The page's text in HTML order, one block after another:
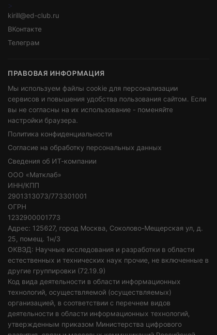
>
kirill@ed-club.ru
ВКонтакте
Телеграм
ПРАВОВАЯ ИНФОРМАЦИЯ
Мы используем файлы cookie для персонализации
сервисов и повышения удобства пользования сайтом. Если
вы не согласны на их использование - поменяйте
настройки браузера.
Политика конфиденциальности
Согласие на обработку персональных данных
Сведения об ИТ-компании
ООО «Матклаб»
ИНН/КПП
2901313073/773301001
ОГРН
1232900001773
Адрес: 125627, город Москва, Соколово-Мещерская ул, д.
25, помещ. 1н/3
ОКВЭД: Научные исследования и разработки в области
естественных и технических наук прочие, не включенные в
другие группировки (72.19.9)
Код вида деятельности в области информационных
технологий, осуществляемой (осуществляемых)
организацией, в соответствии с перечнем видов
деятельности в области информационных технологий,
утвержденным приказом Министерства цифрового